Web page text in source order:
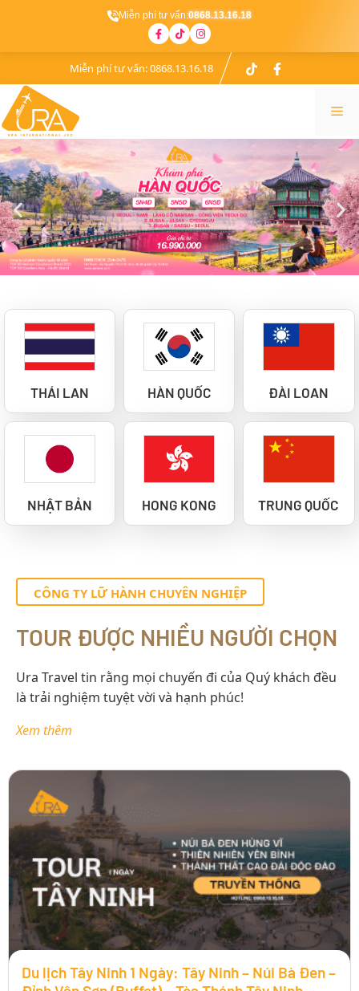
Miễn phí tư vấn:0868.13.16.18
Miễn phí tư vấn:0868.13.16.18
THÁI LAN HÀN QUỐC ĐÀI LOAN
NHẬT BẢN HONG KONG TRUNG QUỐC
CÔNG TY LỮ HÀNH CHUYÊN NGHIỆP
TOUR ĐƯỢC NHIỀU NGƯỜI CHỌN
Ura Travel tin rằng mọi chuyến đi của Quý khách đều
là trải nghiệm tuyệt vời và hạnh phúc!
Xem thêm
Du lịch Tây Ninh 1 Ngày: Tây Ninh – Núi Bà Đen –